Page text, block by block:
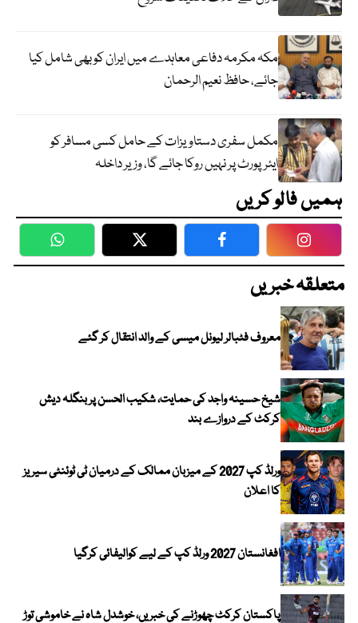
مکہ مکرمہ دفاعی معاہدے میں ایران کو بھی شامل کیا
جائے، حافظ نعیم الرحمان
مکمل سفری دستاویزات کے حامل کسی مسافر کو
ایئرپورٹ پر نہیں روکا جائے گا، وزیر داخلہ
ہمیں فالو کریں
WhatsApp Twitter Facebook
متعلقہ خبریں
معروف فٹبالر لیونل میسی کے والد انتقال کر گئے
شیخ حسینہ واجد کی حمایت، شکیب الحسن پر بنگلہ دیش
کرکٹ کے دروازے بند
ورلڈ کپ 2027 کے میزبان ممالک کے درمیان ٹی ٹوئنٹی سیریز
کا اعلان
افغانستان 2027 ورلڈ کپ کے لیے کوالیفائی کرگیا
پاکستان کرکٹ چھوڑنے کی خبریں، خوشدل شاہ نے خاموشی توڑ